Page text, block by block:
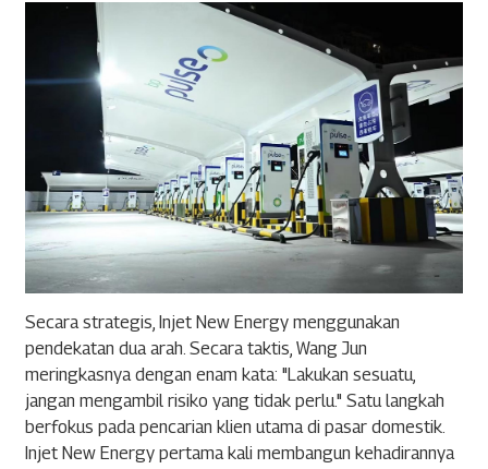
Secara strategis, Injet New Energy menggunakan
pendekatan dua arah. Secara taktis, Wang Jun
meringkasnya dengan enam kata: "Lakukan sesuatu,
jangan mengambil risiko yang tidak perlu." Satu langkah
berfokus pada pencarian klien utama di pasar domestik.
Injet New Energy pertama kali membangun kehadirannya